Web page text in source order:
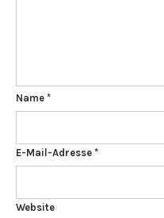
Name *
E-Mail-Adresse *
Website